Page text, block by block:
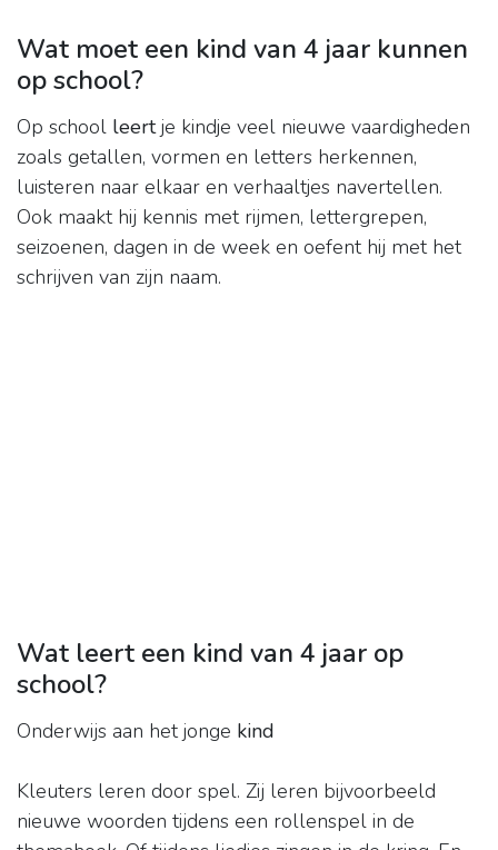
Wat moet een kind van 4 jaar kunnen
op school?
Op school leertje kindje veel nieuwe vaardigheden
zoals getallen, vormen en letters herkennen,
luisteren naar elkaar en verhaaltjes navertellen.
Ook maakt hij kennis met rijmen, lettergrepen,
seizoenen, dagen in de week en oefent hij met het
schrijven van zijn naam.
Wat leert een kind van 4 jaar op
school?
Onderwijs aan het jonge kind
Kleuters leren door spel. Zij leren bijvoorbeeld
nieuwe woorden tijdens een rollenspel in de